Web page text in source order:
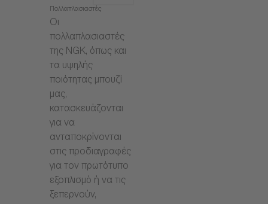
Πολλαπλασιαστές
Οι
πολλαπλασιαστές
της NGK, όπως και
τα υψηλής
ποιότητας μπουζί
μας,
κατασκευάζονται
για να
ανταποκρίνονται
στις προδιαγραφές
για τον πρωτότυπο
εξοπλισμό ή να τις
ξεπερνούν,